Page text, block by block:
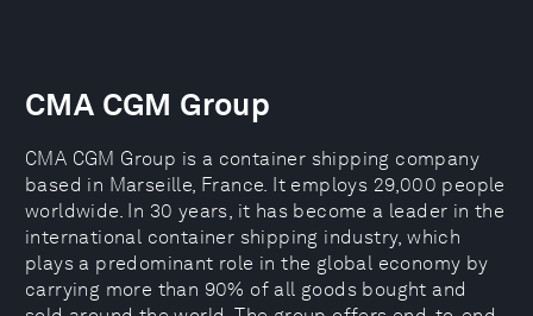
CMA CGM Group
CMA CGM Group is a container shipping company
based in Marseille, France. It employs 29,000 people
worldwide. In 30 years, it has become a leader in the
international container shipping industry, which
plays a predominant role in the global economy by
carrying more than 90% of all goods bought and